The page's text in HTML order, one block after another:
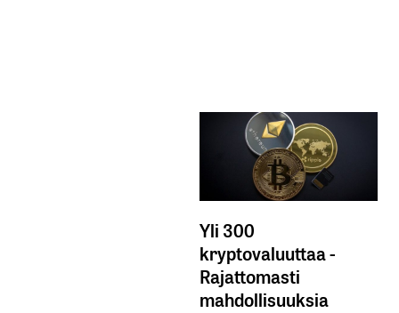
Yli 300
kryptovaluuttaa -
Rajattomasti
mahdollisuuksia